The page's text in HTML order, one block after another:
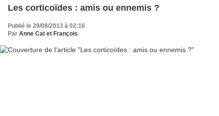
Les corticoïdes : amis ou ennemis ?
Publié le 29/08/2013 à 02:16
Par Anne Cat et François